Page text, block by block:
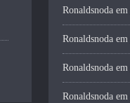
Ronaldsnoda em
Ronaldsnoda em
Ronaldsnoda em
Ronaldsnoda em